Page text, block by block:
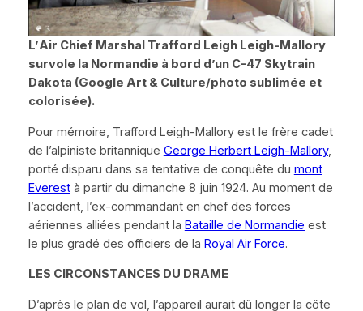
L’Air Chief MarshalTrafford Leigh Leigh-Mallory
survole la Normandie à bord d’un C-47 Skytrain
Dakota (Google Art & Culture/photo sublimée et
colorisée).
Pour mémoire, Trafford Leigh-Mallory est le frère cadet
de l’alpiniste britannique George Herbert Leigh-Mallory,
porté disparu dans sa tentative de conquête du mont
Everestà partir du dimanche 8 juin 1924. Au moment de
l’accident, l’ex-commandant en chef des forces
aériennes alliées pendant la Bataille de Normandie est
le plus gradé des officiers de la Royal Air Force.
LES CIRCONSTANCES DU DRAME
D’après le plan de vol, l’appareil aurait dû longer la côte